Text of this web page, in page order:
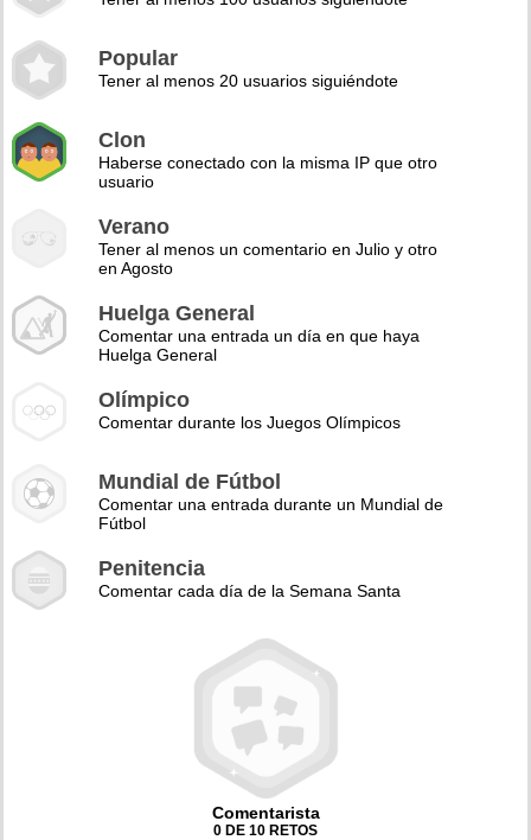
Popular
Tener al menos 20 usuarios siguiéndote
Clon
Haberse conectado con la misma IP que otro
usuario
Verano
Tener al menos un comentario en Julio y otro
en Agosto
Huelga General
Comentar una entrada un día en que haya
Huelga General
Olímpico
Comentar durante los Juegos Olímpicos
Mundial de Fútbol
Comentar una entrada durante un Mundial de
Fútbol
Penitencia
Comentar cada día de la Semana Santa
Comentarista
0 DE 10 RETOS